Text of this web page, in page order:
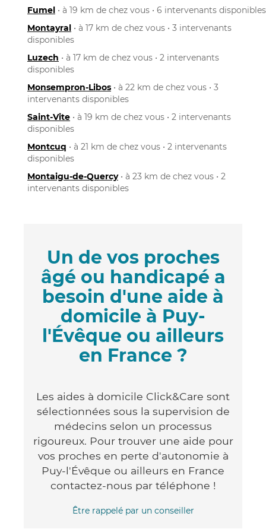
Fumel • à 19 km de chez vous • 6 intervenants disponibles
Montayral • à 17 km de chez vous • 3 intervenants
disponibles
Luzech • à 17 km de chez vous • 2 intervenants
disponibles
Monsempron-Libos • à 22 km de chez vous • 3
intervenants disponibles
Saint-Vite • à 19 km de chez vous • 2 intervenants
disponibles
Montcuq • à 21 km de chez vous • 2 intervenants
disponibles
Montaigu-de-Quercy• à 23 km de chez vous • 2
intervenants disponibles
Un de vos proches
âgé ou handicapé a
besoin d'une aide à
domicile à Puy-
l'Évêque ou ailleurs
en France ?
Les aides à domicile Click&Care sont
sélectionnées sous la supervision de
médecins selon un processus
rigoureux. Pour trouver une aide pour
vos proches en perte d'autonomie à
Puy-l'Évêque ou ailleurs en France
contactez-nous par téléphone !
Être rappelé par un conseiller